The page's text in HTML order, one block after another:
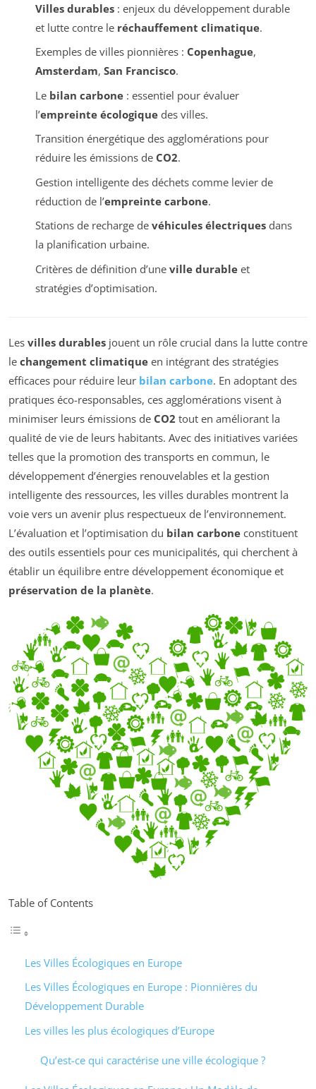
Villes durables: enjeux du développement durable
et lutte contre le réchauffement climatique.
Exemples de villes pionnières : Copenhague,
Amsterdam, San Francisco.
Le bilan carbone: essentiel pour évaluer
l’empreinte écologiquedes villes.
Transition énergétique des agglomérations pour
réduire les émissions de CO2.
Gestion intelligente des déchets comme levier de
réduction de l’empreinte carbone.
Stations de recharge de véhicules électriquesdans
la planification urbaine.
Critères de définition d’une ville durableet
stratégies d’optimisation.
Les villes durables jouent un rôle crucial dans la lutte contre
le changement climatique en intégrant des stratégies
efficaces pour réduire leur bilan carbone. En adoptant des
pratiques éco-responsables, ces agglomérations visent à
minimiser leurs émissions de CO2 tout en améliorant la
qualité de vie de leurs habitants. Avec des initiatives variées
telles que la promotion des transports en commun, le
développement d’énergies renouvelables et la gestion
intelligente des ressources, les villes durables montrent la
voie vers un avenir plus respectueux de l’environnement.
L’évaluation et l’optimisation du bilan carbone constituent
des outils essentiels pour ces municipalités, qui cherchent à
établir un équilibre entre développement économique et
préservation de la planète.
Table of Contents
Les Villes Écologiques en Europe
Les Villes Écologiques en Europe : Pionnières du
Développement Durable
Les villes les plus écologiques d’Europe
Qu’est-ce qui caractérise une ville écologique ?